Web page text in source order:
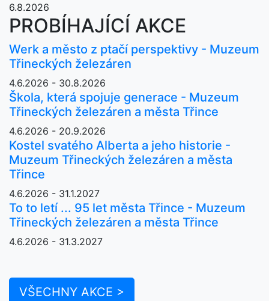
6.8.2026
PROBÍHAJÍCÍ AKCE
Werk a město z ptačí perspektivy - Muzeum
Třineckých železáren
4.6.2026 - 30.8.2026
Škola, která spojuje generace - Muzeum
Třineckých železáren a města Třince
4.6.2026 - 20.9.2026
Kostel svatého Alberta a jeho historie -
Muzeum Třineckých železáren a města
Třince
4.6.2026 - 31.1.2027
To to letí ... 95 let města Třince - Muzeum
Třineckých železáren a města Třince
4.6.2026 - 31.3.2027
VŠECHNY AKCE >